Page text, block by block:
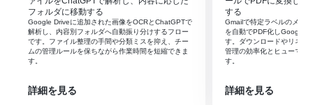
ョンで、コピーしたい特定のファイルと複製先のフォルダ
を設定します。
※「トリガー」：フロー起動のきっかけとなるアクション、「オ
ペレーション」：トリガー起動後、フロー内で処理を行うアク
ション
■このワークフローのカスタムポイント
フォルダに移動する
Google Driveに追加された画像をOCRとChatGPTで
解析し、内容別フォルダへ自動振り分けするフロー
です。ファイル整理の手間や分類ミスを抑え、チー
ムの管理ルールを保ちながら作業時間を短縮できま
す。
詳細を見る
する
Gmailで特定ラベルのメー
を自動でPDF化しGoogle
す。ダウンロードやリネー
管理の効率化とヒューマン
す。
詳細を見る